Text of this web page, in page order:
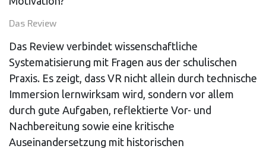
Das Review
Das Review verbindet wissenschaftliche
Systematisierung mit Fragen aus der schulischen
Praxis. Es zeigt, dass VR nicht allein durch technische
Immersion lernwirksam wird, sondern vor allem
durch gute Aufgaben, reflektierte Vor- und
Nachbereitung sowie eine kritische
Auseinandersetzung mit historischen